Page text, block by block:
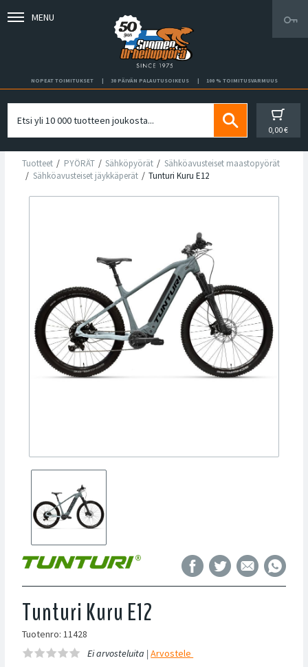
MENU
NOPEAT TOIMITUKSET 30 PÄIVÄN PALAUTUSOIKEUS 100 % TOIMITUSVARMUUS
0,00 €
Tuotteet PYÖRÄT Sähköpyörät
Sähköavusteiset maastopyörät
Sähköavusteiset jäykkäperät
Tunturi Kuru E12
Tunturi Kuru E12
Tuotenro: 11428
Ei arvosteluita |Arvostele